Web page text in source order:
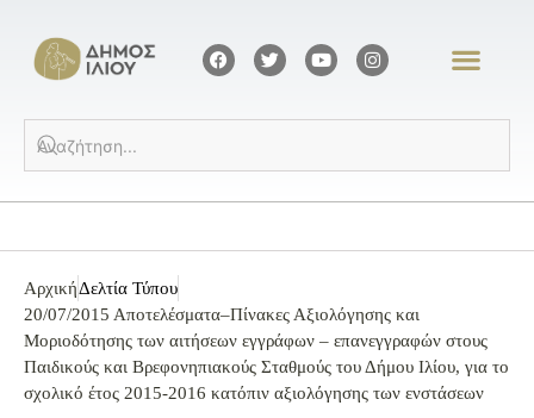
ΑρχικήΔελτία Τύπου
20/07/2015 Αποτελέσματα–Πίνακες Αξιολόγησης και
Μοριοδότησης των αιτήσεων εγγράφων – επανεγγραφών στους
Παιδικούς και Βρεφονηπιακούς Σταθμούς του Δήμου Ιλίου, για το
σχολικό έτος 2015-2016 κατόπιν αξιολόγησης των ενστάσεων